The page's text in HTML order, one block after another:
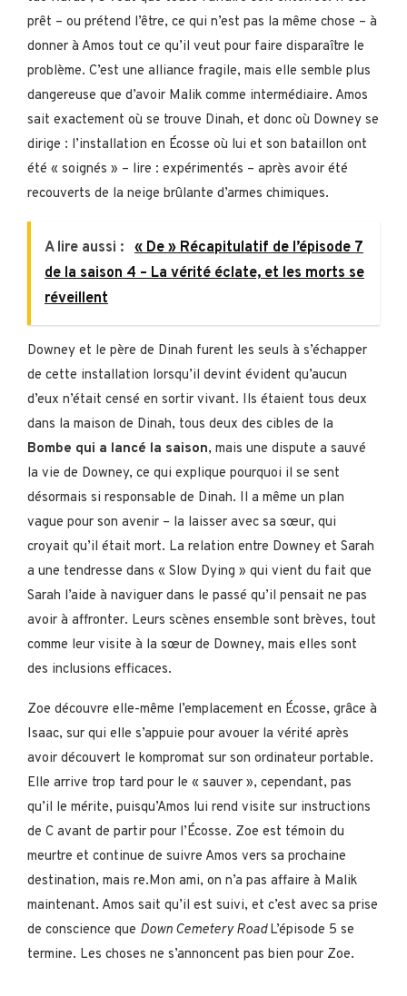
prêt – ou prétend l’être, ce qui n’est pas la même chose – à
donner à Amos tout ce qu’il veut pour faire disparaître le
problème. C’est une alliance fragile, mais elle semble plus
dangereuse que d’avoir Malik comme intermédiaire. Amos
sait exactement où se trouve Dinah, et donc où Downey se
dirige : l’installation en Écosse où lui et son bataillon ont
été « soignés » – lire : expérimentés – après avoir été
recouverts de la neige brûlante d’armes chimiques.
A lire aussi : « De » Récapitulatif de l’épisode 7
de la saison 4 – La vérité éclate, et les morts se
réveillent
Downey et le père de Dinah furent les seuls à s’échapper
de cette installation lorsqu’il devint évident qu’aucun
d’eux n’était censé en sortir vivant. Ils étaient tous deux
dans la maison de Dinah, tous deux des cibles de la
Bombe qui a lancé la saison, mais une dispute a sauvé
la vie de Downey, ce qui explique pourquoi il se sent
désormais si responsable de Dinah. Il a même un plan
vague pour son avenir – la laisser avec sa sœur, qui
croyait qu’il était mort. La relation entre Downey et Sarah
a une tendresse dans « Slow Dying » qui vient du fait que
Sarah l’aide à naviguer dans le passé qu’il pensait ne pas
avoir à affronter. Leurs scènes ensemble sont brèves, tout
comme leur visite à la sœur de Downey, mais elles sont
des inclusions efficaces.
Zoe découvre elle-même l’emplacement en Écosse, grâce à
Isaac, sur qui elle s’appuie pour avouer la vérité après
avoir découvert le kompromat sur son ordinateur portable.
Elle arrive trop tard pour le « sauver », cependant, pas
qu’il le mérite, puisqu’Amos lui rend visite sur instructions
de C avant de partir pour l’Écosse. Zoe est témoin du
meurtre et continue de suivre Amos vers sa prochaine
destination, mais re.Mon ami, on n’a pas affaire à Malik
maintenant. Amos sait qu’il est suivi, et c’est avec sa prise
de conscience que Down Cemetery RoadL’épisode 5 se
termine. Les choses ne s’annoncent pas bien pour Zoe.